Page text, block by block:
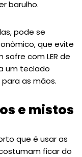
barulho.
pode se
que evite
com LER de
um teclado
as mãos.
e mistos
que é usar as
ficar do